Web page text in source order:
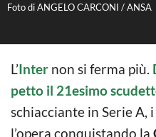
Foto di ANGELO CARCONI / ANSA
L’Inter non si ferma più.
petto il 21esimo
schiacciante in Serie
l’opera conquistando la